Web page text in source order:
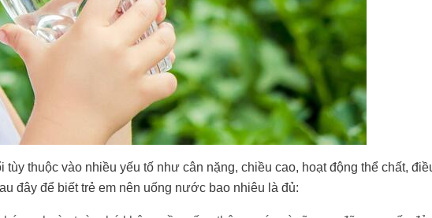
thuộc vào nhiều yếu tố như cân nặng, chiều cao, hoạt động thể chất,
đây để biết trẻ em nên uống nước bao nhiêu là đủ: